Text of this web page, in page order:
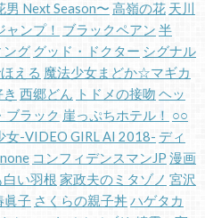
Next Season〜 高嶺の花 天川
ンプ！ ブラックペアン 半
ング グッド・ドクター シグナル
える 魔法少女まどか☆マギカ
西郷どん トドメの接吻 ヘッ
ブラック 崖っぷちホテル！ ○○
女-VIDEO GIRL AI 2018- ディ
コンフィデンスマンJP 漫画
白い羽根 家政夫のミタゾノ 宮沢
眞子 さくらの親子丼ハゲタカ